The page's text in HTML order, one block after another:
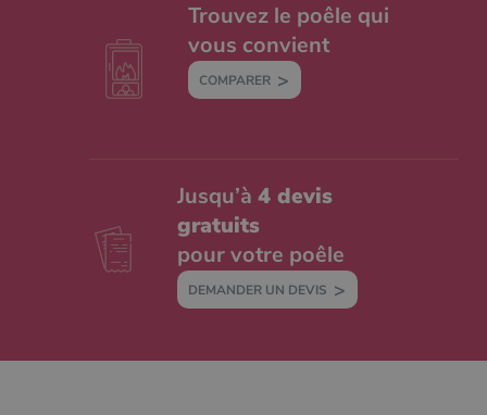
Trouvez le poêle qui
vous convient
COMPARER
Jusqu’à4 devis
gratuits
pour votre poêle
DEMANDER UN DEVIS